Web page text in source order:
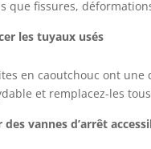
que fissures,
les tuyaux usés
en caoutchouc ont
et remplacez-les
vannes d’arrêt